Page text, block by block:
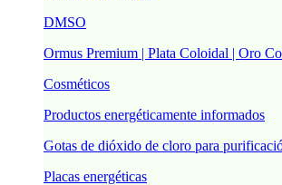
DMSO
Ormus Premium | Plata Coloidal | Oro
Cosméticos
Productos energéticamente informados
Gotas de dióxido de cloro para
Placas energéticas